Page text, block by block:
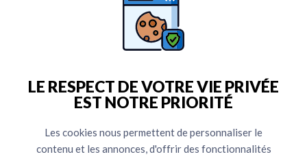
LE RESPECT DE VOTRE VIE PRIVÉE
EST NOTRE PRIORITÉ
Les cookies nous permettent de personnaliser le
contenu et les annonces, d'offrir des fonctionnalités
Copyright Action contre la Faim
Image formulaire Urgence Venezuela : ©
REUTERS/Gaby Oraa
En application du Code français de la Propriété